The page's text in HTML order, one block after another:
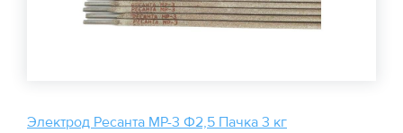
Электрод Ресанта МР-3 Ф2,5 Пачка 3 кг